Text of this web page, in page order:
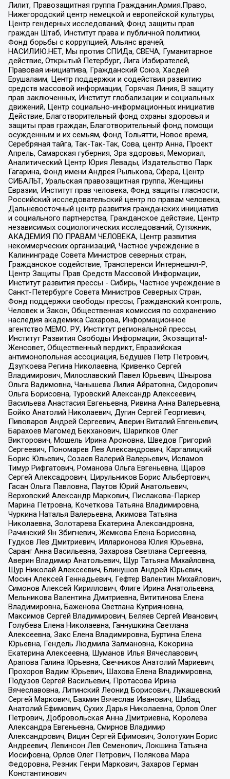
Лилит, Правозащитная группа Гражданин.Армия.Право,
Нижегородский центр немецкой и европейской культуры,
Центр гендерных исследований, Фонд защиты прав
граждан Штаб, Институт права и публичной политики,
Фонд борьбы с коррупцией, Альянс врачей,
НАСИЛИЮ.НЕТ, Мы против СПИДа, СВЕЧА, Гуманитарное
действие, Открытый Петербург, Лига Избирателей,
Правовая инициатива, Гражданский Союз, Хасдей
Ерушалаим, Центр поддержки и содействия развитию
средств массовой информации, Горячая Линия, В защиту
прав заключенных, Институт глобализации и социальных
движений, Центр социально-информационных инициатив
Действие, Благотворительный фонд охраны здоровья и
защиты прав граждан, Благотворительный фонд помощи
осужденным и их семьям, Фонд Тольятти, Новое время,
Серебряная тайга, Так-Так-Так, Сова, центр Анна, Проект
Апрель, Самарская губерния, Эра здоровья, Мемориал,
Аналитический Центр Юрия Левады, Издательство Парк
Гагарина, Фонд имени Андрея Рылькова, Сфера, Центр
СИБАЛЬТ, Уральская правозащитная группа, Женщины
Евразии, Институт прав человека, Фонд защиты гласности,
Российский исследовательский центр по правам человека,
Дальневосточный центр развития гражданских инициатив
и социального партнерства, Гражданское действие, Центр
независимых социологических исследований, Сутяжник,
АКАДЕМИЯ ПО ПРАВАМ ЧЕЛОВЕКА, Центр развития
некоммерческих организаций, Частное учреждение в
Калининграде Совета Министров северных стран,
Гражданское содействие, Трансперенси Интернешнл-Р,
Центр Защиты Прав Средств Массовой Информации,
Институт развития прессы - Сибирь, Частное учреждение в
Санкт-Петербурге Совета Министров Северных Стран,
Фонд поддержки свободы прессы, Гражданский контроль,
Человек и Закон, Общественная комиссия по сохранению
наследия академика Сахарова, Информационное
агентство МЕМО. РУ, Институт региональной прессы,
Институт Развития Свободы Информации, Экозащита!-
Женсовет, Общественный вердикт, Евразийская
антимонопольная ассоциация, Бедушев Петр Петрович,
Дзугкоева Регина Николаевна, Кривенко Сергей
Владимирович, Милославский Павел Юрьевич, Шнырова
Ольга Вадимовна, Чанышева Лилия Айратовна, Сидорович
Ольга Борисовна, Туровский Александр Алексеевич,
Васильева Анастасия Евгеньевна, Ривина Анна Валерьевна,
Бойко Анатолий Николаевич, Дугин Сергей Георгиевич,
Пивоваров Андрей Сергеевич, Аверин Виталий Евгеньевич,
Барахоев Магомед Бекханович, Шарипков Олег
Викторович, Мошель Ирина Ароновна, Шведов Григорий
Сергеевич, Пономарев Лев Александрович, Каргалицкий
Борис Юльевич, Созаев Валерий Валерьевич, Исламов
Тимур Рифгатович, Романова Ольга Евгеньевна, Щаров
Сергей Алексадрович, Цирульников Борис Альбертович,
Гасан Ольга Павловна, Паутов Юрий Анатольевич,
Верховский Александр Маркович, Пислакова-Паркер
Марина Петровна, Кочеткова Татьяна Владимировна,
Чуркина Наталья Валерьевна, Акимова Татьяна
Николаевна, Золотарева Екатерина Александровна,
Рачинский Ян Збигневич, Жемкова Елена Борисовна,
Гудков Лев Дмитриевич, Илларионова Юлия Юрьевна,
Саранг Анна Васильевна, Захарова Светлана Сергеевна,
Аверин Владимир Анатольевич, Щур Татьяна Михайловна,
Щур Николай Алексеевич, Блинушов Андрей Юрьевич,
Мосин Алексей Геннадьевич, Гефтер Валентин Михайлович,
Симонов Алексей Кириллович, Флиге Ирина Анатольевна,
Мельникова Валентина Дмитриевна, Вититинова Елена
Владимировна, Баженова Светлана Куприяновна,
Максимов Сергей Владимирович, Беляев Сергей Иванович,
Голубева Елена Николаевна, Ганнушкина Светлана
Алексеевна, Закс Елена Владимировна, Буртина Елена
Юрьевна, Гендель Людмила Залмановна, Кокорина
Екатерина Алексеевна, Шуманов Илья Вячеславович,
Арапова Галина Юрьевна, Свечников Анатолий Мариевич,
Прохоров Вадим Юрьевич, Шахова Елена Владимировна,
Подузов Сергей Васильевич, Протасова Ирина
Вячеславовна, Литинский Леонид Борисович, Лукашевский
Сергей Маркович, Бахмин Вячеслав Иванович, Шабад
Анатолий Ефимович, Сухих Дарья Николаевна, Орлов Олег
Петрович, Добровольская Анна Дмитриевна, Королева
Александра Евгеньевна, Смирнов Владимир
Александрович, Вицин Сергей Ефимович, Золотухин Борис
Андреевич, Левинсон Лев Семенович, Локшина Татьяна
Иосифовна, Орлов Олег Петрович, Полякова Мара
Федоровна, Резник Генри Маркович, Захаров Герман
Константинович